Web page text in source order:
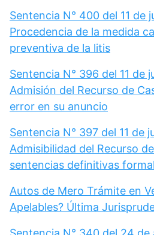
Sentencia N° 400 del 11 de
Procedencia de la medida
preventiva de la litis
Sentencia N° 396 del 11 de
Admisión del Recurso de
error en su anuncio
Sentencia N° 397 del 11 de
Admisibilidad del Recurso
sentencias definitivas
Autos de Mero Trámite en
Apelables? Última